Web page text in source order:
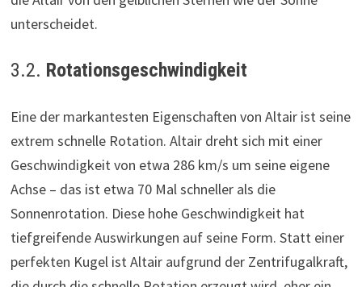
unterscheidet.
3.2. Rotationsgeschwindigkeit
Eine der markantesten Eigenschaften von Altair ist seine
extrem schnelle Rotation. Altair dreht sich mit einer
Geschwindigkeit von etwa 286 km/s um seine eigene
Achse – das ist etwa 70 Mal schneller als die
Sonnenrotation. Diese hohe Geschwindigkeit hat
tiefgreifende Auswirkungen auf seine Form. Statt einer
perfekten Kugel ist Altair aufgrund der Zentrifugalkraft,